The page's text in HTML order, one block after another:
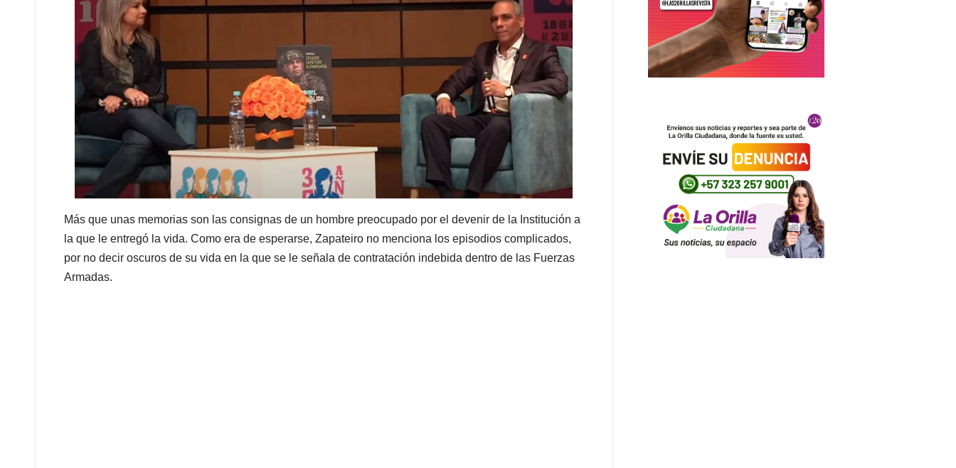
Más que unas memorias son las consignas de un hombre preocupado por el devenir de la Institución a
la que le entregó la vida. Como era de esperarse, Zapateiro no menciona los episodios complicados,
por no decir oscuros de su vida en la que se le señala de contratación indebida dentro de las Fuerzas
Armadas.